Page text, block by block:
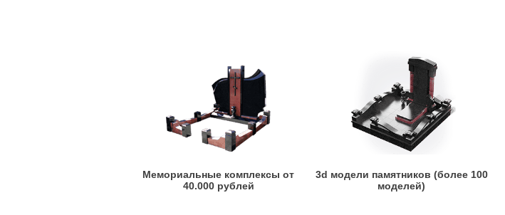
Мемориальные комплексы от
40.000 рублей
3d модели памятников (более 100
моделей)